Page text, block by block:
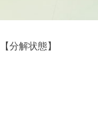
【分解状態】